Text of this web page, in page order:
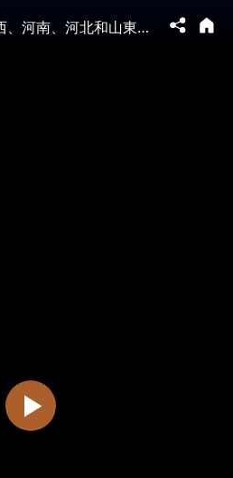
近日，山西、陝西、河南、河北和山東等地持續高溫，部分地區午後地表溫度或超60℃，局地甚至可超70℃。｜#中國新聞 新唐人大紀元聯合頻道